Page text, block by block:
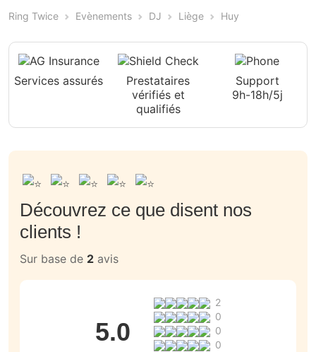
Ring Twice Evènements DJ Liège Huy
Services assurés
Prestataires
vérifiés et
qualifiés
Support
9h-18h/5j
Découvrez ce que disent nos
clients !
Sur base de 2 avis
5.0
2
0
0
0